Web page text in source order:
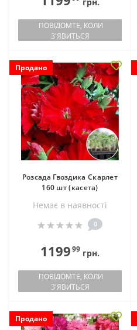
грн.
ПОВІДОМТЕ, КОЛИ
З'ЯВИТЬСЯ
Продано
Розсада Гвоздика Скарлет
160 шт (касета)
Немає в наявностi
0
119999 грн.
ПОВІДОМТЕ, КОЛИ
З'ЯВИТЬСЯ
Продано